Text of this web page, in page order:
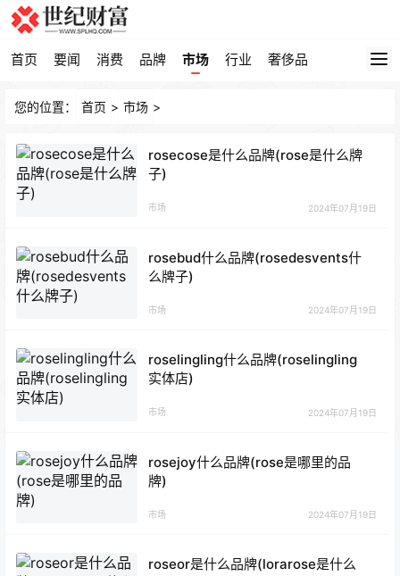
首页 要闻 消费 品牌 市场 行业 奢侈品
您的位置： 首页 > 市场 >
rosecose是什么品牌(rose是什么牌
子)
市场 2024年07月19日
rosebud什么品牌(rosedesvents什
么牌子)
市场 2024年07月19日
roselingling什么品牌(roselingling
实体店)
市场 2024年07月19日
rosejoy什么品牌(rose是哪里的品
牌)
市场 2024年07月19日
roseor是什么品牌(lorarose是什么